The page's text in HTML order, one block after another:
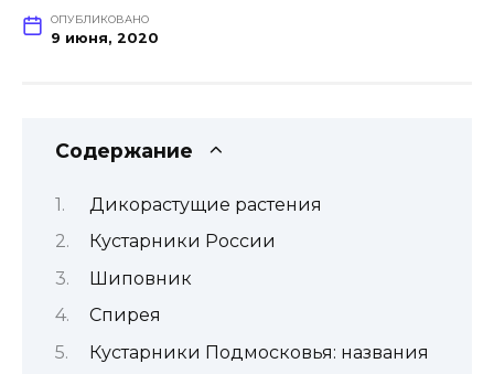
ОПУБЛИКОВАНО
9 июня, 2020
Содержание
Дикорастущие растения
Кустарники России
Шиповник
Спирея
Кустарники Подмосковья: названия